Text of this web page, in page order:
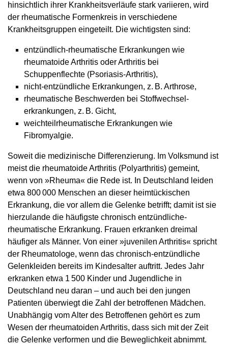
hinsichtlich ihrer Krankheitsverläufe stark variieren, wird
der rheumatische Formenkreis in verschiedene
Krankheitsgruppen eingeteilt. Die wichtigsten sind:
entzündlich-rheumatische Erkrankungen wie
rheumatoide Arthritis oder Arthritis bei
Schuppenflechte (Psoriasis-Arthritis),
nicht-entzündliche Erkrankungen, z. B. Arthrose,
rheumatische Beschwerden bei Stoffwechsel­
erkrankungen, z. B. Gicht,
weichteilrheumatische Erkrankungen wie
Fibromyalgie.
Soweit die medizinische Differenzierung. Im Volksmund ist
meist die rheumatoide Arthritis (Polyarthritis) gemeint,
wenn von »Rheuma« die Rede ist. In Deutschland leiden
etwa 800 000 Menschen an dieser heimtückischen
Erkrankung, die vor allem die Gelenke betrifft; damit ist sie
hierzulande die häufigste chronisch entzündliche-
rheumatische Erkrankung. Frauen erkranken dreimal
häufiger als Männer. Von einer »juvenilen Arthritis« spricht
der Rheumatologe, wenn das chronisch-entzündliche
Gelenkleiden bereits im Kindesalter auftritt. Jedes Jahr
erkranken etwa 1 500 Kinder und Jugendliche in
Deutschland neu daran – und auch bei den jungen
Patienten überwiegt die Zahl der betroffenen Mädchen.
Unabhängig vom Alter des Betroffenen gehört es zum
Wesen der rheumatoiden Arthritis, dass sich mit der Zeit
die Gelenke verformen und die Beweglichkeit abnimmt.